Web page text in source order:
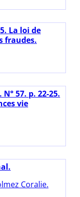
La loi de
fraudes.
57. p. 22-25.
vie
Coralie.